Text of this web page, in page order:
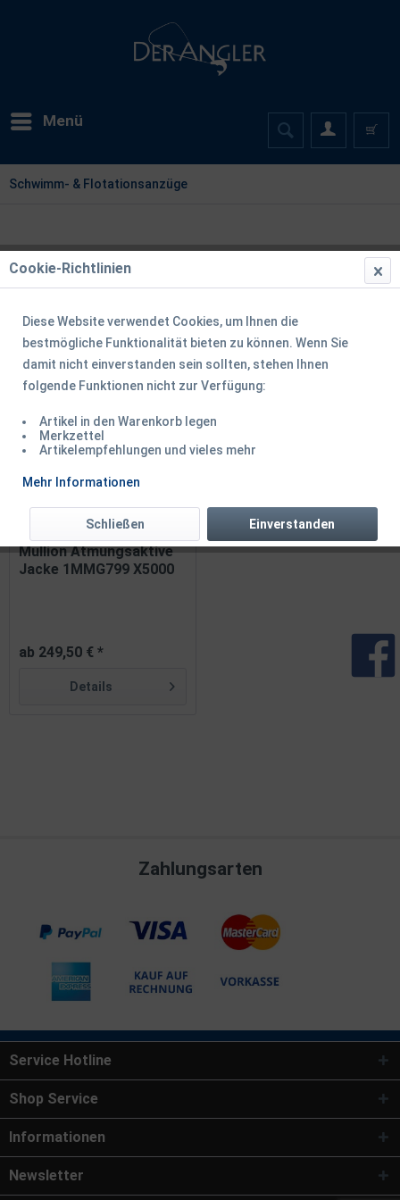
Menü
Schwimm- & Flotationsanzüge
Filtern
Mullion Atmungsaktive
Jacke 1MMG799 X5000
ab 249,50 € *
Details
Zahlungsarten
Service Hotline
Shop Service
Informationen
Newsletter
Cookie-Richtlinien
Diese Website verwendet Cookies, um Ihnen die
bestmögliche Funktionalität bieten zu können. Wenn Sie
damit nicht einverstanden sein sollten, stehen Ihnen
folgende Funktionen nicht zur Verfügung:
Artikel in den Warenkorb legen
Merkzettel
Artikelempfehlungen und vieles mehr
Mehr Informationen
Einverstanden
Schließen